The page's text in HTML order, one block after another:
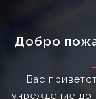
Добро
Вас
учреждение